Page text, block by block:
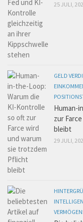
25 JULI,
GELD
Human-
zur
bleibt
29 JULI,